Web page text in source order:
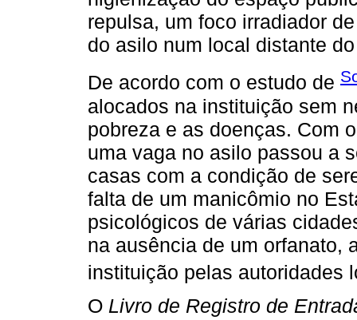
repulsa, um foco irradiador
do asilo num local distante
De acordo com o estudo de
alocados na instituição sem
pobreza e as doenças. Com
uma vaga no asilo passou a
casas com a condição de
falta de um manicômio no
psicológicos de várias
na ausência de um orfanato,
instituição pelas autoridades
O Livro de Registro de